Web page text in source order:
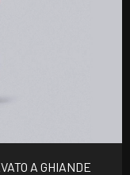
A GHIANDE